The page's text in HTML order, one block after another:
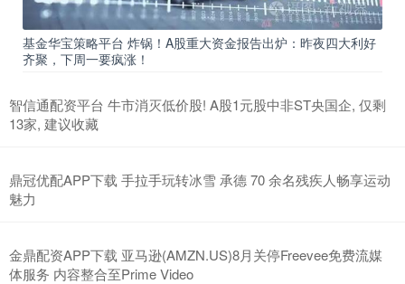
基金华宝策略平台 炸锅！A股重大资金报告出炉：昨夜四大利好
齐聚，下周一要疯涨！
智信通配资平台 牛市消灭低价股! A股1元股中非ST央国企, 仅剩
13家, 建议收藏
鼎冠优配APP下载 手拉手玩转冰雪 承德 70 余名残疾人畅享运动
魅力
金鼎配资APP下载 亚马逊(AMZN.US)8月关停Freevee免费流媒
体服务 内容整合至Prime Video